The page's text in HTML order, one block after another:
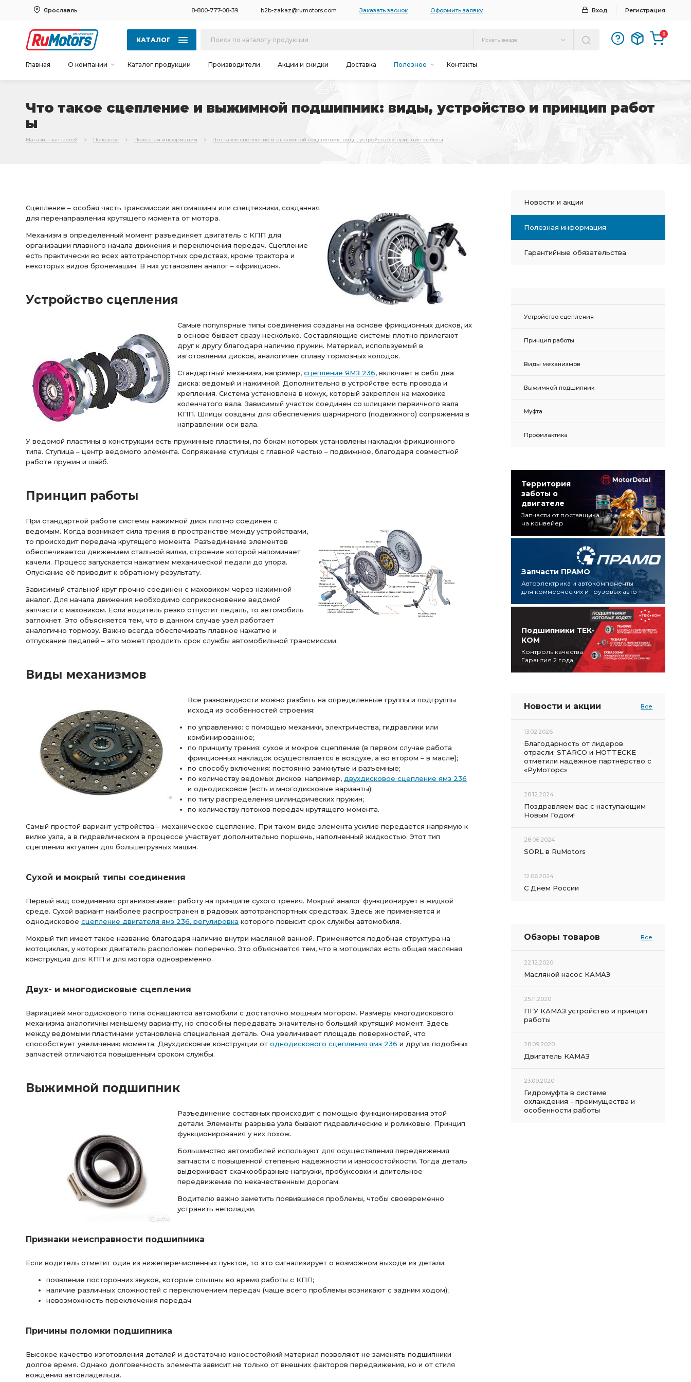
Ярославль 8-800-777-08-39 b2b-zakaz@rumotors.com Заказать звонок Оформить заявку Вход Регистрация
КАТАЛОГ Искать везде
0
Главная О компании Каталог продукции Производители Акции и скидки Доставка Полезное Контакты
Что такое сцепление и выжимной подшипник: виды, устройство и принцип работ
ы
Магазин запчастей Полезное Полезная информация Что такое сцепление и выжимной подшипник: виды, устройство и принцип работы
Сцепление – особая часть трансмиссии автомашины или спецтехники, созданная
для перенаправления крутящего момента от мотора.
Механизм в определенный момент разъединяет двигатель с КПП для
организации плавного начала движения и переключения передач. Сцепление
есть практически во всех автотранспортных средствах, кроме трактора и
некоторых видов бронемашин. В них установлен аналог – «фрикцион».
Устройство сцепления
Самые популярные типы соединения созданы на основе фрикционных дисков, их
в основе бывает сразу несколько. Составляющие системы плотно прилегают
друг к другу благодаря наличию пружин. Материал, используемый в
изготовлении дисков, аналогичен сплаву тормозных колодок.
Стандартный механизм, например, сцепление ЯМЗ 236, включает в себя два
диска: ведомый и нажимной. Дополнительно в устройстве есть провода и
крепления. Система установлена в кожух, который закреплен на маховике
коленчатого вала. Зависимый участок соединен со шлицами первичного вала
КПП. Шлицы созданы для обеспечения шарнирного (подвижного) сопряжения в
направлении оси вала.
У ведомой пластины в конструкции есть пружинные пластины, по бокам которых установлены накладки фрикционного
типа. Ступица – центр ведомого элемента. Сопряжение ступицы с главной частью – подвижное, благодаря совместной
работе пружин и шайб.
Принцип работы
При стандартной работе системы нажимной диск плотно соединен с
ведомым. Когда возникает сила трения в пространстве между устройствами,
то происходит передача крутящего момента. Разъединение элементов
обеспечивается движением стальной вилки, строение которой напоминает
качели. Процесс запускается нажатием механической педали до упора.
Опускание её приводит к обратному результату.
Зависимый стальной круг прочно соединен с маховиком через нажимной
аналог. Для начала движения необходимо соприкосновение ведомой
запчасти с маховиком. Если водитель резко отпустит педаль, то автомобиль
заглохнет. Это объясняется тем, что в данном случае узел работает
аналогично тормозу. Важно всегда обеспечивать плавное нажатие и
отпускание педалей – это может продлить срок службы автомобильной трансмиссии.
Виды механизмов
Все разновидности можно разбить на определенные группы и подгруппы
исходя из особенностей строения:
по управлению: с помощью механики, электричества, гидравлики или
комбинированное;
по принципу трения: сухое и мокрое сцепление (в первом случае работа
фрикционных накладок осуществляется в воздухе, а во втором – в масле);
по способу включения: постоянно замкнутые и разъемные;
по количеству ведомых дисков: например, двухдисковое сцепление ямз 236
и однодисковое (есть и многодисковые варианты);
по типу распределения цилиндрических пружин;
по количеству потоков передач крутящего момента.
Самый простой вариант устройства – механическое сцепление. При таком виде элемента усилие передается напрямую к
вилке узла, а в гидравлическом в процессе участвует дополнительно поршень, наполненный жидкостью. Этот тип
сцепления актуален для большегрузных машин.
Сухой и мокрый типы соединения
Первый вид соединения организовывает работу на принципе сухого трения. Мокрый аналог функционирует в жидкой
среде. Сухой вариант наиболее распространен в рядовых автотранспортных средствах. Здесь же применяется и
однодисковое сцепление двигателя ямз 236, регулировка которого повысит срок службы автомобиля.
Мокрый тип имеет такое название благодаря наличию внутри масляной ванной. Применяется подобная структура на
мотоциклах, у которых двигатель расположен поперечно. Это объясняется тем, что в мотоциклах есть общая масляная
конструкция для КПП и для мотора одновременно.
Двух- и многодисковые сцепления
Вариацией многодискового типа оснащаются автомобили с достаточно мощным мотором. Размеры многодискового
механизма аналогичны меньшему варианту, но способны передавать значительно больший крутящий момент. Здесь
между ведомыми пластинами установлена специальная деталь. Она увеличивает площадь поверхностей, что
способствует увеличению момента. Двухдисковые конструкции от однодискового сцепления ямз 236 и других подобных
запчастей отличаются повышенным сроком службы.
Выжимной подшипник
Разъединение составных происходит с помощью функционирования этой
детали. Элементы разрыва узла бывают гидравлические и роликовые. Принцип
функционирования у них похож.
Большинство автомобилей используют для осуществления передвижения
запчасти с повышенной степенью надежности и износостойкости. Тогда деталь
выдерживает скачкообразные нагрузки, пробуксовки и длительное
передвижение по некачественным дорогам.
Водителю важно заметить появившиеся проблемы, чтобы своевременно
устранить неполадки.
Признаки неисправности подшипника
Если водитель отметит один из нижеперечисленных пунктов, то это сигнализирует о возможном выходе из детали:
появление посторонних звуков, которые слышны во время работы с КПП;
наличие различных сложностей с переключением передач (чаще всего проблемы возникают с задним ходом);
невозможность переключения передач.
Причины поломки подшипника
Высокое качество изготовления деталей и достаточно износостойкий материал позволяют не заменять подшипники
долгое время. Однако долговечность элемента зависит не только от внешних факторов передвижения, но и от стиля
вождения автовладельца.
Новости и акции
Полезная информация
Гарантийные обязательства
Устройство сцепления
Принцип работы
Виды механизмов
Выжимной подшипник
Муфта
Профилактика
Территория
заботы о
двигателе
Запчасти от поставщика
на конвейер
Запчасти ПРАМО
Автоэлектрика и автокомпоненты
для коммерческих и грузовых авто
Подшипники ТЕК-
КОМ
Контроль качества
Гарантия 2 года
Новости и акции Все
13.02.2026
Благодарность от лидеров
отрасли: STARCO и HOTTECKE
отметили надёжное партнёрство с
«РуМоторс»
28.12.2024
Поздравляем вас с наступающим
Новым Годом!
28.06.2024
SORL в RuMotors
12.06.2024
С Днем России
Обзоры товаров Все
22.12.2020
Масляной насос КАМАЗ
25.11.2020
ПГУ КАМАЗ устройство и принцип
работы
28.09.2020
Двигатель КАМАЗ
23.09.2020
Гидромуфта в системе
охлаждения - преимущества и
особенности работы